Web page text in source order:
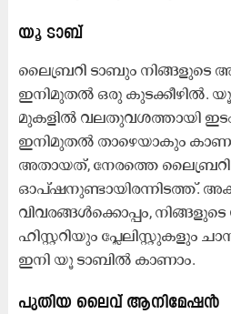
യൂ ടാബ്
ലൈബ്രറി ടാബും നിങ്ങളുടെ
ഇനിമുതൽ ഒരു കുടക്കീഴിൽ.
മുകളിൽ വലതുവശത്തായി
ഇനിമുതൽ താഴെയാകും
അതായത്, നേരത്തെ
ഓപ്ഷനുണ്ടായിരന്നിടത്ത്.
വിവരങ്ങൾക്കൊപ്പം,
ഹിസ്റ്ററിയും പ്ലേലിസ്റ്റുകളും
ഇനി യൂ ടാബിൽ കാണാം.
പുതിയ ലൈവ് ആനിമേഷൻ